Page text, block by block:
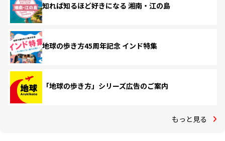
知れば知るほど好きになる 湘南・江の島
地球の歩き方45周年記念 インド特集
「地球の歩き方」シリーズ広告のご案内
もっと見る